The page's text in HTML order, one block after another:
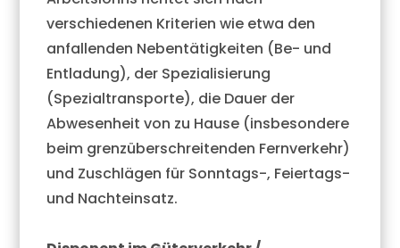
verschiedenen Kriterien wie etwa den
anfallenden Nebentätigkeiten (Be- und
Entladung), der Spezialisierung
(Spezialtransporte), die Dauer der
Abwesenheit von zu Hause (insbesondere
beim grenzüberschreitenden Fernverkehr)
und Zuschlägen für Sonntags-, Feiertags-
und Nachteinsatz.